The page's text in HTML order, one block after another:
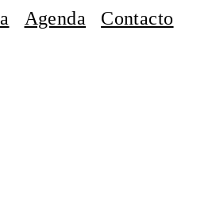
Agenda Contacto